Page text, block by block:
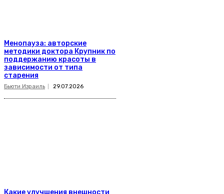
Менопауза: авторские
методики доктора Крупник по
поддержанию красоты в
зависимости от типа
старения
Бьюти Израиль 29.07.2026
Какие улучшения внешности